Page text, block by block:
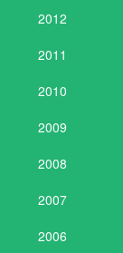
2012
2011
2010
2009
2008
2007
2006